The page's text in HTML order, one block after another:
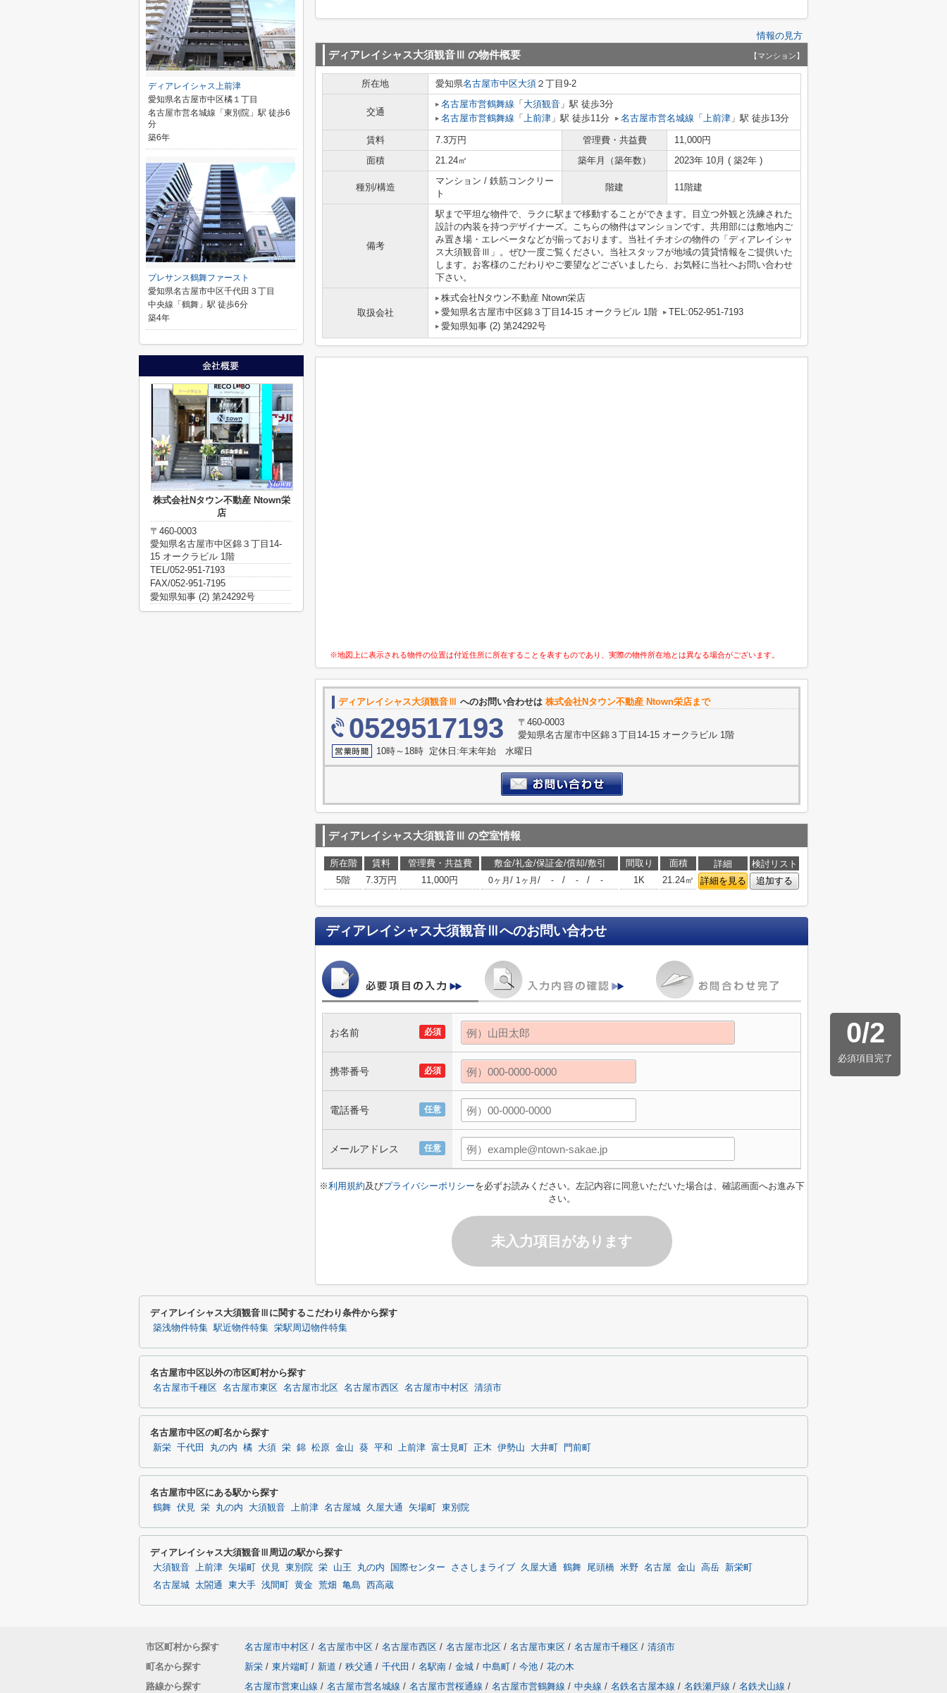
情報の見方
ディアレイシャス大須観音Ⅲ の物件概要 【マンション】
所在地 愛知県名古屋市中区大須 ２丁目9-2
交通
名古屋市営鶴舞線 「 大須観音 」駅 徒歩3分
名古屋市営鶴舞線 「 上前津 」駅 徒歩11分 名古屋市営名城線 「 上前津 」駅 徒歩13分
賃料 7.3万円 管理費・共益費
11,000円
面積
21.24㎡ 築年月（築年数） 2023年 10月 ( 築2年 )
種別/構造
マンション / 鉄筋コンクリー
ト
階建 11階建
備考
駅まで平坦な物件で、ラクに駅まで移動することができます。目立つ外観と洗練された
設計の内装を持つデザイナーズ。こちらの物件はマンションです。共用部には敷地内ご
み置き場・エレベータなどが揃っております。当社イチオシの物件の「ディアレイシャ
ス大須観音Ⅲ」。ぜひ一度ご覧ください。当社スタッフが地域の賃貸情報をご提供いた
します。お客様のこだわりやご要望などございましたら、お気軽に当社へお問い合わせ
下さい。
取扱会社
株式会社Nタウン不動産 Ntown栄店
愛知県名古屋市中区錦３丁目14-15 オークラビル 1階
TEL:052-951-7193
愛知県知事 (2) 第24292号
※地図上に表示される物件の位置は付近住所に所在することを表すものであり、実際の物件所在地とは異なる場合がございます。
ディアレイシャス大須観音Ⅲ へのお問い合わせは 株式会社Nタウン不動産 Ntown栄店まで
0529517193
〒460-0003
愛知県名古屋市中区錦３丁目14-15 オークラビル 1階
10時～18時 定休日:年末年始 水曜日
ディアレイシャス大須観音Ⅲ の空室情報
所在階 賃料 管理費・共益費 敷金/礼金/保証金/償却/敷引 間取り 面積 詳細
検討リスト
5階
7.3万円 11,000円 0ヶ月 / 1ヶ月 / - / - / - 1K 21.24㎡ 詳細を見る 追加する
ディアレイシャス大須観音Ⅲ へのお問い合わせ
0/2
必須項目完了
必須
お名前
必須
携帯番号
任意
電話番号
任意
メールアドレス
※利用規約及びプライバシーポリシーを必ずお読みください。左記内容に同意いただいた場合は、確認画面へお進み下
さい。
未入力項目があります
ディアレイシャス上前津
愛知県名古屋市中区橘１丁目
名古屋市営名城線「東別院」駅 徒歩6
分
築6年
プレサンス鶴舞ファースト
愛知県名古屋市中区千代田３丁目
中央線「鶴舞」駅 徒歩6分
築4年
株式会社Nタウン不動産 Ntown栄
店
〒460-0003
愛知県名古屋市中区錦３丁目14-
15 オークラビル 1階
TEL/052-951-7193
FAX/052-951-7195
愛知県知事 (2) 第24292号
ディアレイシャス大須観音Ⅲに関するこだわり条件から探す
築浅物件特集 駅近物件特集 栄駅周辺物件特集
名古屋市中区以外の市区町村から探す
名古屋市千種区 名古屋市東区 名古屋市北区 名古屋市西区 名古屋市中村区 清須市
名古屋市中区の町名から探す
新栄 千代田 丸の内 橘 大須 栄 錦 松原 金山 葵 平和 上前津 富士見町 正木 伊勢山 大井町 門前町
名古屋市中区にある駅から探す
鶴舞 伏見 栄 丸の内 大須観音 上前津 名古屋城 久屋大通 矢場町 東別院
ディアレイシャス大須観音Ⅲ周辺の駅から探す
大須観音 上前津 矢場町 伏見 東別院 栄 山王 丸の内 国際センター ささしまライブ 久屋大通 鶴舞 尾頭橋 米野 名古屋 金山 高岳
新栄町
名古屋城 太閤通 東大手 浅間町 黄金 荒畑 亀島 西高蔵
市区町村から探す 名古屋市中村区 / 名古屋市中区 / 名古屋市西区 / 名古屋市北区 / 名古屋市東区 / 名古屋市千種区 / 清須市
町名から探す
新栄 / 東片端町 / 新道 / 秩父通 / 千代田 / 名駅南 / 金城 / 中島町 / 今池 / 花の木
路線から探す
名古屋市営東山線 / 名古屋市営名城線 / 名古屋市営桜通線 / 名古屋市営鶴舞線 / 中央線 / 名鉄名古屋本線 / 名鉄瀬戸線 / 名鉄犬山線 /